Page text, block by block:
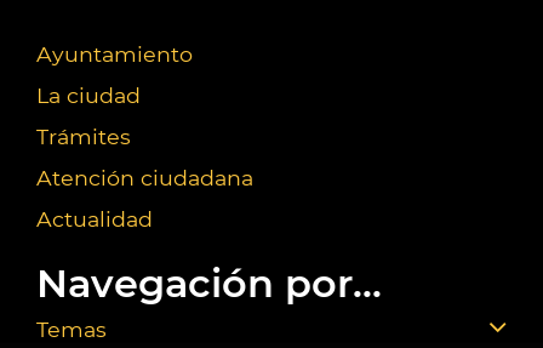
Ayuntamiento
La ciudad
Trámites
Atención ciudadana
Actualidad
Navegación por...
Temas